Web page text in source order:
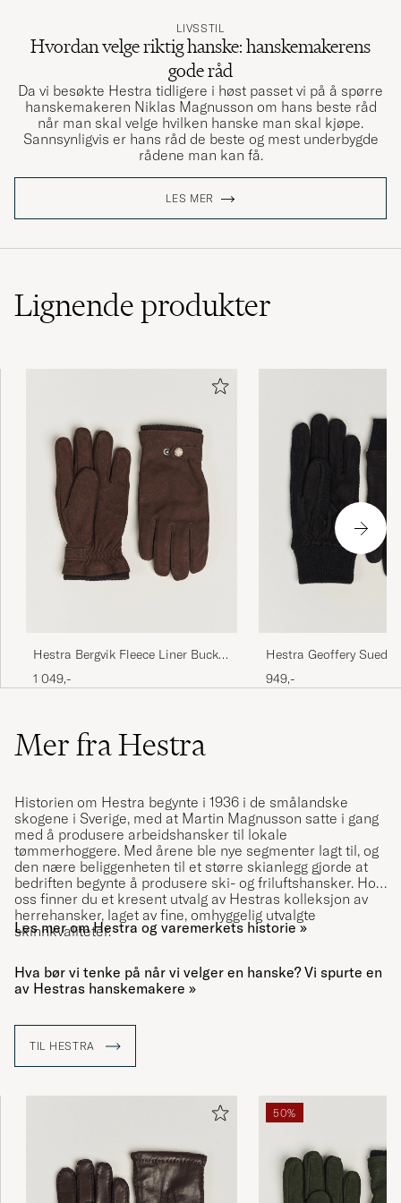
LIVSSTIL
Hvordan velge riktig hanske: hanskemakerens
gode råd
Da vi besøkte Hestra tidligere i høst passet vi på å spørre
hanskemakeren Niklas Magnusson om hans beste råd
når man skal velge hvilken hanske man skal kjøpe.
Sannsynligvis er hans råd de beste og mest underbygde
rådene man kan få.
LES MER
Lignendeprodukter
Hestra Bergvik Fleece Liner Buckle
Nubuck Glove Espresso
1 049,-
Hestra Geoffery Suede
Glove Black
949,-
Mer fra Hestra
Historien om Hestra begynte i 1936 i de smålandske
skogene i Sverige, med at Martin Magnusson satte i gang
med å produsere arbeidshansker til lokale
tømmerhoggere. Med årene ble nye segmenter lagt til, og
den nære beliggenheten til et større skianlegg gjorde at
bedriften begynte å produsere ski- og friluftshansker. Hos
oss finner du et kresent utvalg av Hestras kolleksjon av
herrehansker, laget av fine, omhyggelig utvalgte
skinnkvaliteter.
Les mer om Hestra og varemerkets historie »
Hva bør vi tenke på når vi velger en hanske? Vi spurte en
av Hestras hanskemakere »
TIL HESTRA
50%